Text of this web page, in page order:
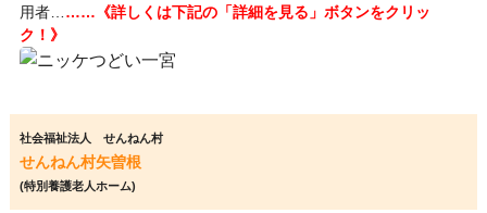
用者… ……《詳しくは下記の「詳細を見る」ボタンをクリッ
ク！》
社会福祉法人 せんねん村
せんねん村矢曽根
(特別養護老人ホーム)